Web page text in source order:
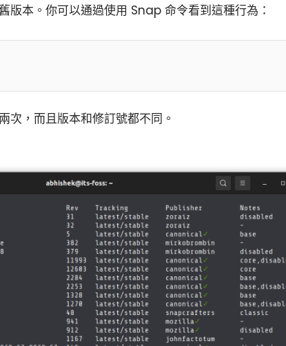
版本。你可以通過使用 Snap 命令看到這種行為：
次，而且版本和修訂號都不同。